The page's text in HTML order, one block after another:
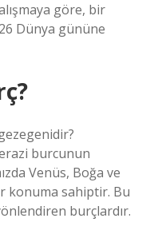
göre, bir
Dünya gününe
burcunun
Venüs, Boğa ve
konuma sahiptir. Bu
burçlardır.